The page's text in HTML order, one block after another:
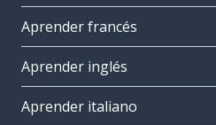
Aprender francés
Aprender inglés
Aprender italiano